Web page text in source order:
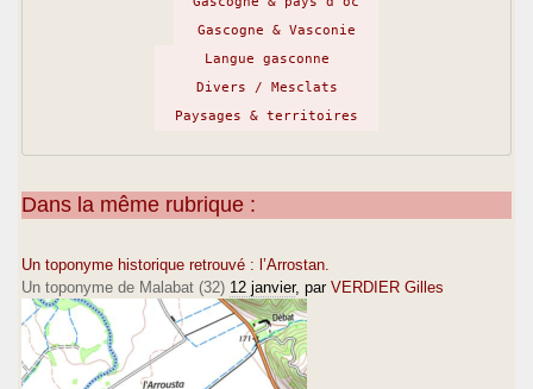
Gascogne & Vasconie
Langue gasconne
Divers / Mesclats
Paysages & territoires
Dans la même rubrique :
Un toponyme historique retrouvé : l’Arrostan.
Un toponyme de Malabat (32) 12 janvier, par VERDIER Gilles